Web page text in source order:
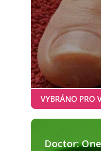
Doctor: